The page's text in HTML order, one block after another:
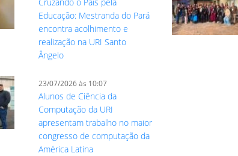
Educação: Mestranda do Pará
encontra acolhimento e
realização na URI Santo
Ângelo
23/07/2026 às 10:07
Alunos de Ciência da
Computação da URI
apresentam trabalho no maior
congresso de computação da
América Latina